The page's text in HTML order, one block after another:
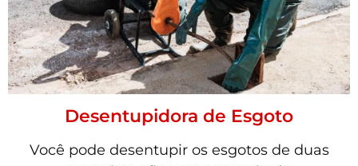
Desentupidora de Esgoto
Você pode desentupir os esgotos de duas